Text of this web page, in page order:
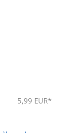
5,99 EUR*